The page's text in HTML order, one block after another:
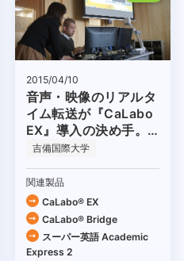
2015/04/10
音声・映像のリアルタ
イム転送が『CaLabo
EX』導入の決め手。
ICTの利活用で、学部
たい！
吉備国際大学
関連製品
CaLabo® EX
CaLabo® Bridge
スーパー英語 Academic
Express 2